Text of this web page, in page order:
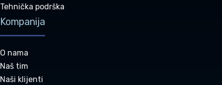
Tehnička podrška
Kompanija
O nama
Naš tim
Naši klijenti